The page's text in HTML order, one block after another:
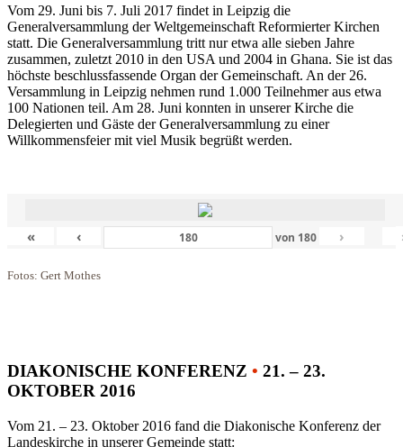
Vom 29. Juni bis 7. Juli 2017 findet in Leipzig die
Generalversammlung der Weltgemeinschaft Reformierter Kirchen
statt. Die Generalversammlung tritt nur etwa alle sieben Jahre
zusammen, zuletzt 2010 in den USA und 2004 in Ghana. Sie ist das
höchste beschlussfassende Organ der Gemeinschaft. An der 26.
Versammlung in Leipzig nehmen rund 1.000 Teilnehmer aus etwa
100 Nationen teil. Am 28. Juni konnten in unserer Kirche die
Delegierten und Gäste der Generalversammlung zu einer
Willkommensfeier mit viel Musik begrüßt werden.
« ‹ von 180 ›
Fotos: Gert Mothes
DIAKONISCHE KONFERENZ • 21. – 23.
OKTOBER 2016
Vom 21. – 23. Oktober 2016 fand die Diakonische Konferenz der
Landeskirche in unserer Gemeinde statt: